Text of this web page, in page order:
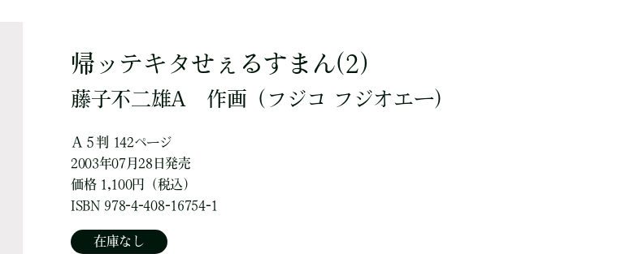
帰ッテキタせぇるすまん(2)
藤子不二雄A 作画 （フジコ フジオエー）
Ａ５判 142ページ
2003年07月28日発売
価格 1,100円（税込）
ISBN 978-4-408-16754-1
在庫なし